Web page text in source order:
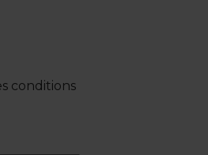
conditions